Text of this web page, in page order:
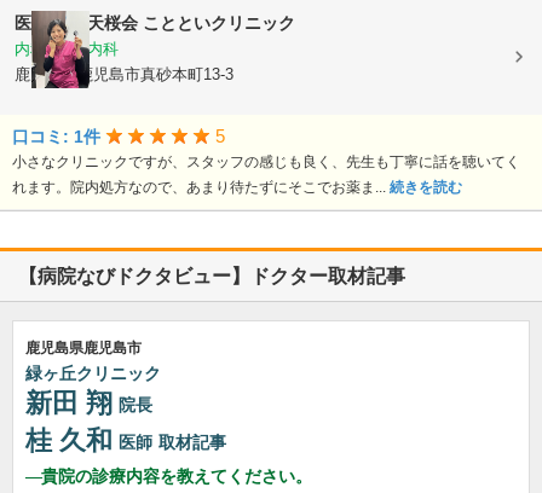
医療法人 天桜会 ことといクリニック
内科, 血液内科
鹿児島県鹿児島市真砂本町13-3
口コミ: 1件 5
小さなクリニックですが、スタッフの感じも良く、先生も丁寧に話を聴いてく
れます。院内処方なので、あまり待たずにそこでお薬ま... 続きを読む
【病院なびドクタビュー】ドクター取材記事
鹿児島県鹿児島市
緑ヶ丘クリニック
新田 翔 院長
桂 久和 医師 取材記事
貴院の診療内容を教えてください。